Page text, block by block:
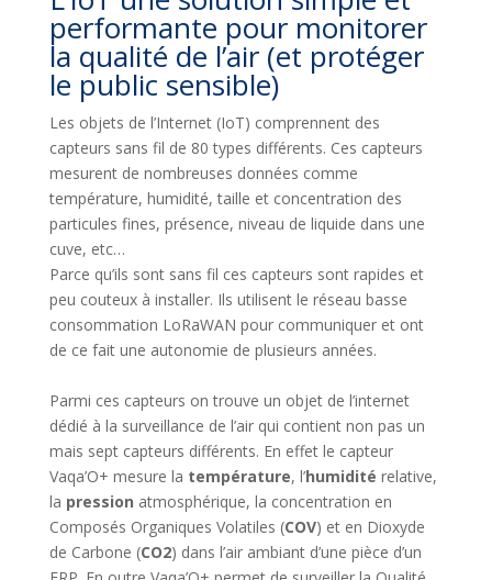
performante pour monitorer
la qualité de l’air (et protéger
le public sensible)
Les objets de l’Internet (IoT) comprennent des
capteurs sans fil de 80 types différents. Ces capteurs
mesurent de nombreuses données comme
température, humidité, taille et concentration des
particules fines, présence, niveau de liquide dans une
cuve, etc…
Parce qu’ils sont sans fil ces capteurs sont rapides et
peu couteux à installer. Ils utilisent le réseau basse
consommation LoRaWAN pour communiquer et ont
de ce fait une autonomie de plusieurs années.
Parmi ces capteurs on trouve un objet de l’internet
dédié à la surveillance de l’air qui contient non pas un
mais sept capteurs différents. En effet le capteur
Vaqa’O+ mesure la température, l’humidité relative,
la pression atmosphérique, la concentration en
Composés Organiques Volatiles (COV) et en Dioxyde
de Carbone (CO2) dans l’air ambiant d’une pièce d’un